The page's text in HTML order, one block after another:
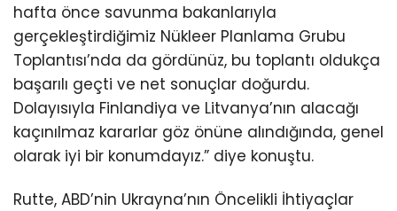
hafta önce savunma bakanlarıyla
gerçekleştirdiğimiz Nükleer Planlama Grubu
Toplantısı’nda da gördünüz, bu toplantı oldukça
başarılı geçti ve net sonuçlar doğurdu.
Dolayısıyla Finlandiya ve Litvanya’nın alacağı
kaçınılmaz kararlar göz önüne alındığında, genel
olarak iyi bir konumdayız.” diye konuştu.
Rutte, ABD’nin Ukrayna’nın Öncelikli İhtiyaçlar